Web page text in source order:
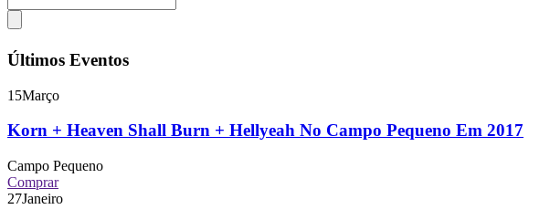
Últimos Eventos
15Março
Korn + Heaven Shall Burn + Hellyeah No Campo Pequeno Em 2017
Campo Pequeno
Comprar
27Janeiro